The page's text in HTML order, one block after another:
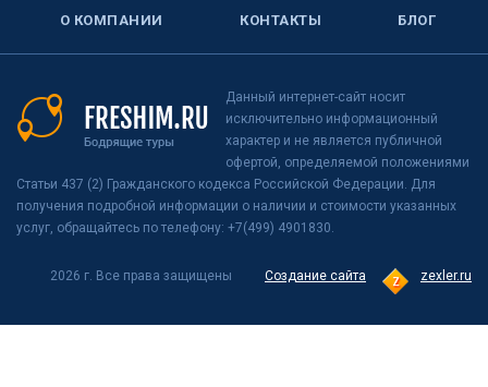
О КОМПАНИИ
КОНТАКТЫ БЛОГ
Данный интернет-сайт носит
исключительно информационный
характер и не является публичной
офертой, определяемой положениями
Статьи 437 (2) Гражданского кодекса Российской Федерации. Для
получения подробной информации о наличии и стоимости указанных
услуг, обращайтесь по телефону: +7(499) 4901830.
Создание сайта zexler.ru
2026 г. Все права защищены